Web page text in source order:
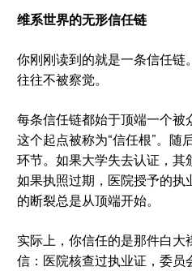
维系世界的无形信任链
你刚刚读到的就是一条信任链
往往不被察觉。
每条信任链都始于顶端一个被
这个起点被称为“信任根”。随
环节。如果大学失去认证，其
如果执照过期，医院授予的执
的断裂总是从顶端开始。
实际上，你信任的是那件白大
信：医院核查过执业证，委员